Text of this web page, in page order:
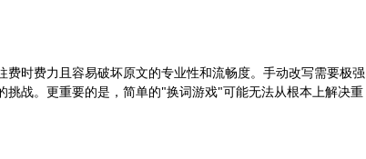
时费力且容易破坏原文的专业性和流畅度。手动改写需要极强
战。更重要的是，简单的"换词游戏"可能无法从根本上解决重